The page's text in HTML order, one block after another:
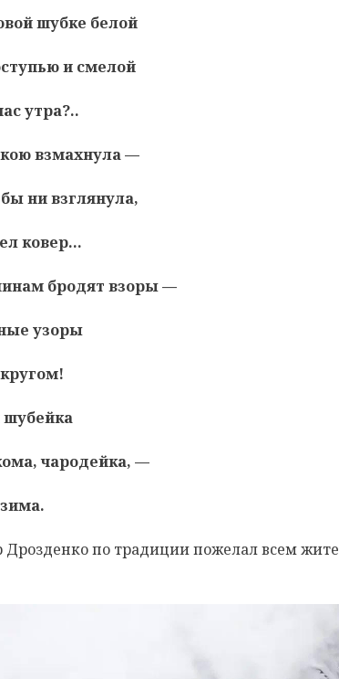
шубке белой
и смелой
утра?..
взмахнула —
ни взглянула,
ковер…
бродят взоры —
узоры
шубейка
чародейка, —
Дрозденкопо традиции пожелал всем